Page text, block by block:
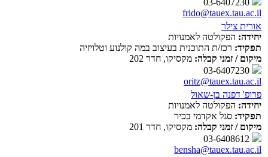
frido@tauex.tau.ac.il
אורית צילר
יחידה: הפקולטה לאמנויות
תפקיד: רכז/ת התוכנית בעיצוב במה קולנוע וטלויזיה
מיקום / זמני קבלה: מקסיקו, חדר 202
oritz@tauex.tau.ac.il
פרופ' דפנה בן-שאול
יחידה: הפקולטה לאמנויות
תפקיד: סגל אקדמי בכיר
מיקום / זמני קבלה: מקסיקו, חדר 201
bensha@tauex.tau.ac.il